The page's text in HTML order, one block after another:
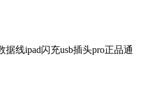
线ipad闪充usb插头pro正品通